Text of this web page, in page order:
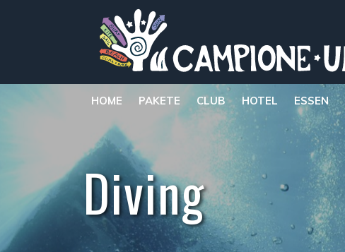
HOME PAKETE CLUB HOTEL ESSEN
Diving